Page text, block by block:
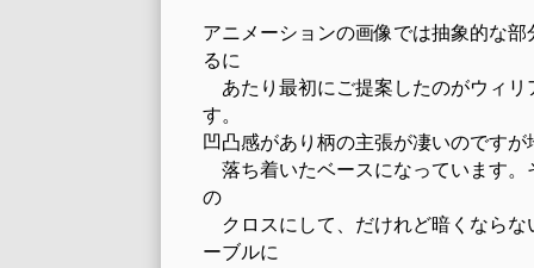
アニメーションの画像では抽象的な
るに
あたり最初にご提案したのがウィリ
す。
凹凸感があり柄の主張が凄いのです
落ち着いたベースになっています。
の
クロスにして、だけれど暗くならな
ーブルに